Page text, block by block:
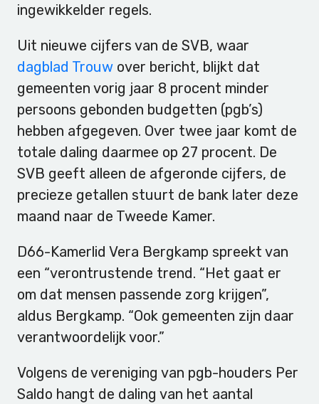
ingewikkelder regels.
Uit nieuwe cijfers van de SVB, waar
dagblad Trouw over bericht, blijkt dat
gemeenten vorig jaar 8 procent minder
persoons gebonden budgetten (pgb’s)
hebben afgegeven. Over twee jaar komt de
totale daling daarmee op 27 procent. De
SVB geeft alleen de afgeronde cijfers, de
precieze getallen stuurt de bank later deze
maand naar de Tweede Kamer.
D66-Kamerlid Vera Bergkamp spreekt van
een “verontrustende trend. “Het gaat er
om dat mensen passende zorg krijgen”,
aldus Bergkamp. “Ook gemeenten zijn daar
verantwoordelijk voor.”
Volgens de vereniging van pgb-houders Per
Saldo hangt de daling van het aantal